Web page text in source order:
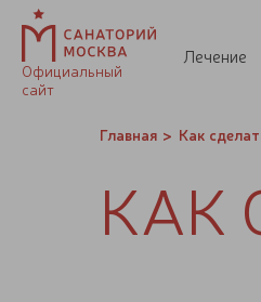
Официальный
сайт
Лечение
Главная Как
КАК